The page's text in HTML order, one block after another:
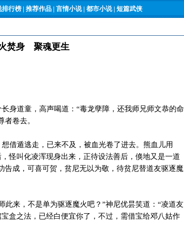
排行榜 | 推荐作品 | 言情小说| 都市小说 | 短篇武侠
焚身 聚魂更生
身道童，高声喝道：“毒龙孽障，还我师兄师文恭的命
卷去。
借遁逃走，已来不及，被血光卷了进去。熊血儿用
怪叫化凌浑现身出来，正待设法善后，倏地又是一道
成，可喜可贺，贫尼无以为敬，待贫尼替道友驱逐魔
来，不是单为驱逐魔火吧？”神尼优昙笑道：“凌道友
盒之法，已经白便宜你了，不过，需借宝给邓八姑作